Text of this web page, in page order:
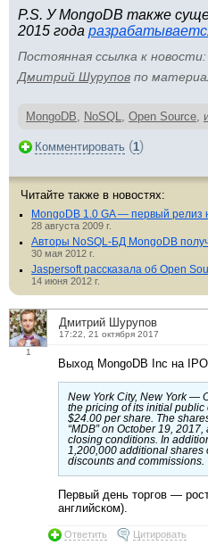
P.S. У MongoDB также
2015 года
Постоянная ссылка к новости:
Дмитрий Шурупов по
MongoDB, NoSQL, Open Source,
Комментировать (1)
Читайте также в новостях:
MongoDB 1.0 GA — первый
28 августа 2009 г.
Авторы NoSQL-БД MongoDB
30 мая 2012 г.
Jaspersoft рассказала об Open
14 июня 2012 г.
1
Дмитрий Шурупов
17:22, 21 октября 2017
Выход MongoDB Inc на
New York City, New York —
the pricing of its initial public
$24.00 per share. The
“MDB” on October 19,
closing conditions. In
1,200,000 additional shares
discounts and commissions.
Первый день торгов —
английском).
Ответить Цитировать